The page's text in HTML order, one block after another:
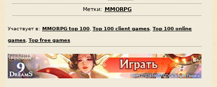
Метки: MMORPG
Участвует в: MMORPG top 100 Top 100 client games Top 100 online
games Top free games